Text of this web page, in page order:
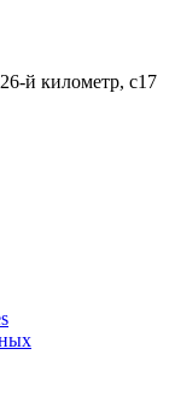
й километр, с17